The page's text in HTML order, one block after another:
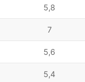
5,8
7
5,6
5,4